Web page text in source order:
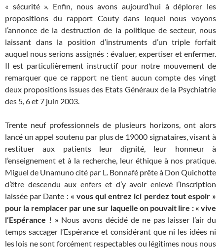
« sécurité ». Enfin, nous avons aujourd’hui à déplorer les
propositions du rapport Couty dans lequel nous voyons
l’annonce de la destruction de la politique de secteur, nous
laissant dans la position d’instruments d’un triple forfait
auquel nous serions assignés : évaluer, expertiser et enfermer.
Il est particulièrement instructif pour notre mouvement de
remarquer que ce rapport ne tient aucun compte des vingt
deux propositions issues des Etats Généraux de la Psychiatrie
des 5, 6 et 7 juin 2003.
Trente neuf professionnels de plusieurs horizons, ont alors
lancé un appel soutenu par plus de 19000 signataires, visant à
restituer aux patients leur dignité, leur honneur à
l’enseignement et à la recherche, leur éthique à nos pratique.
Miguel de Unamuno cité par L. Bonnafé prête à Don Quichotte
d’être descendu aux enfers et d’y avoir enlevé l’inscription
laissée par Dante : « vous qui entrez ici perdez tout espoir »
pour la remplacer par une sur laquelle on pouvait lire : « vive
l’Espérance ! » Nous avons décidé de ne pas laisser l’air du
temps saccager l’Espérance et considérant que ni les idées ni
les lois ne sont forcément respectables ou légitimes nous nous